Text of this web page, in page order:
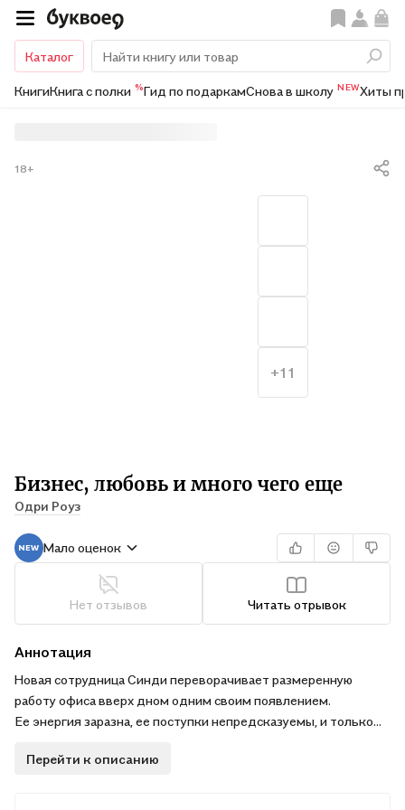
Каталог
КнигиКнига с полки %Гид по подаркамСнова в школу NEWХиты
Бизнес, любовь и много чего еще
Одри Роуз
18+
Мало оценок
Нет отзывов Читать отрывок
+11
Аннотация
Новая сотрудница Синди переворачивает размеренную
работу офиса вверх дном одним своим появлением.
Ее энергия заразна, ее поступки непредсказуемы, и только
прежним. Генеральный директор Кларк привык держать под
Перейти к описанию